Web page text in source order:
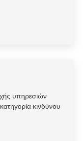
υπηρεσιών
κινδύνου